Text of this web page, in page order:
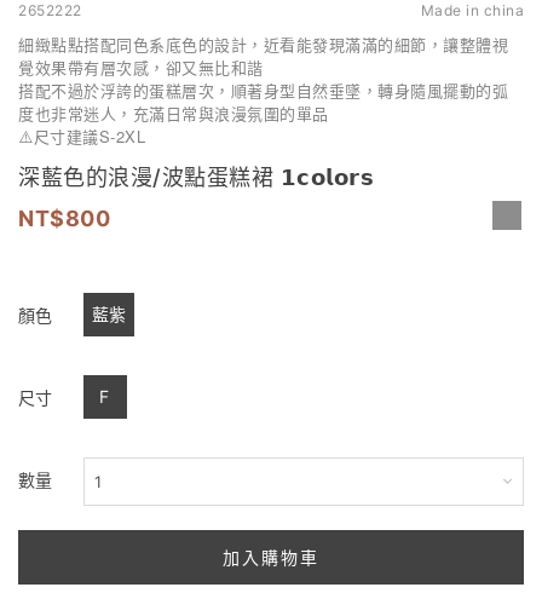
2652222 Made in china
細緻點點搭配同色系底色的設計，近看能發現滿滿的細節，讓整體視
覺效果帶有層次感，卻又無比和諧
搭配不過於浮誇的蛋糕層次，順著身型自然垂墜，轉身隨風擺動的弧
度也非常迷人，充滿日常與浪漫氛圍的單品
⚠️尺寸建議S-2XL
深藍色的浪漫/波點蛋糕裙 𝟭𝗰𝗼𝗹𝗼𝗿𝘀
800
顏色 藍紫
尺寸 F
數量
加入購物車